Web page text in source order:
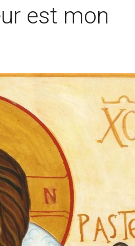
est mon